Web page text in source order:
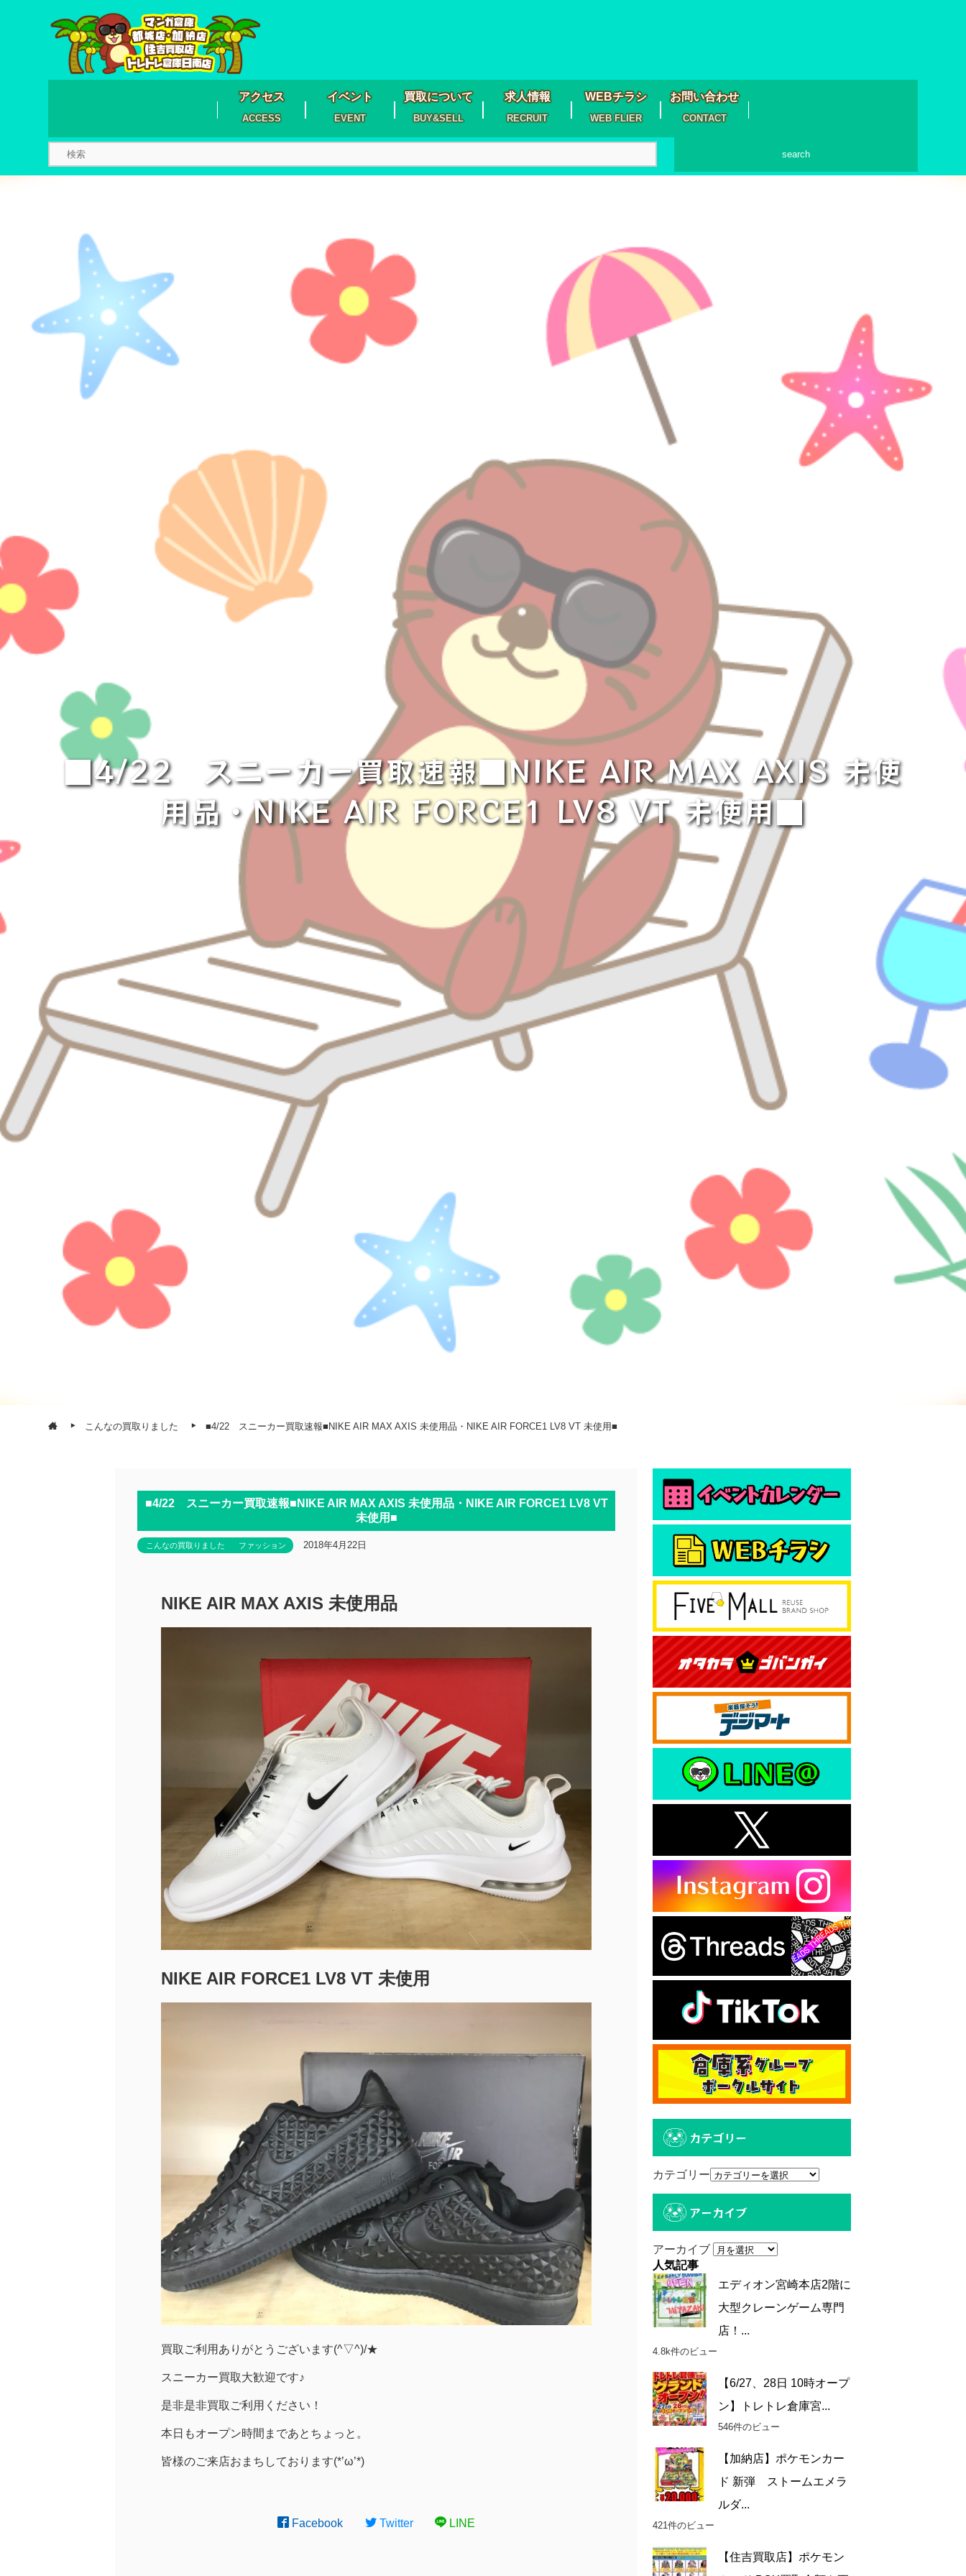
アクセス
ACCESS
イベント
EVENT
買取について
BUY&SELL
求人情報
RECRUIT
WEBチラシ
WEB FLIER
お問い合わせ
CONTACT
search
■4/22 スニーカー買取速報■NIKE AIR MAX AXIS 未使
用品・NIKE AIR FORCE1 LV8 VT 未使用■
こんなの買取りました ■4/22 スニーカー買取速報■NIKE AIR MAX AXIS 未使用品・NIKE AIR FORCE1 LV8 VT 未使用■
■4/22 スニーカー買取速報■NIKE AIR MAX AXIS 未使用品・NIKE AIR FORCE1 LV8 VT
未使用■
こんなの買取りました ファッション 2018年4月22日
NIKE AIR MAX AXIS 未使用品
NIKE AIR FORCE1 LV8 VT 未使用
買取ご利用ありがとうございます(^▽^)/★
スニーカー買取大歓迎です♪
是非是非買取ご利用ください！
本日もオープン時間まであとちょっと。
皆様のご来店おまちしております(*’ω’*)
Facebook Twitter LINE
カテゴリー
カテゴリー
アーカイブ
アーカイブ
人気記事
エディオン宮崎本店2階に
大型クレーンゲーム専門
店！...
4.8k件のビュー
【6/27、28日 10時オープ
ン】トレトレ倉庫宮...
546件のビュー
【加納店】ポケモンカー
ド 新弾 ストームエメラ
ルダ...
421件のビュー
【住吉買取店】ポケモン